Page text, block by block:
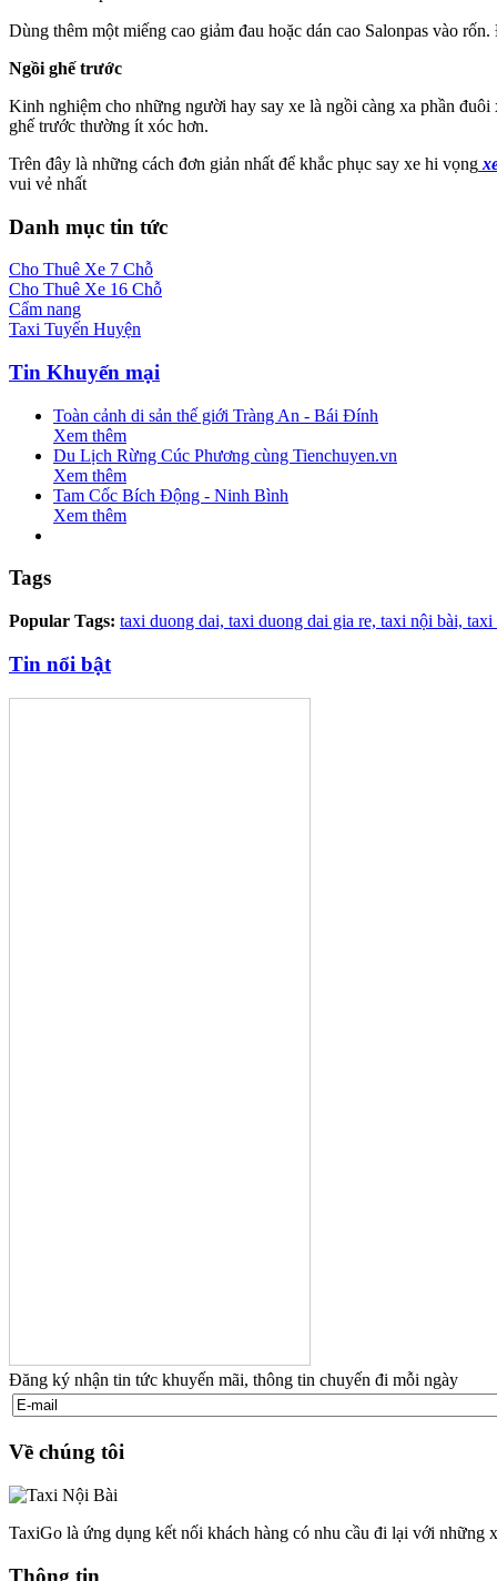
Dùng thêm một miếng cao giảm đau hoặc dán cao Salonpas vào
Ngồi ghế trước
Kinh nghiệm cho những người hay say xe là ngồi càng xa phần
ghế trước thường ít xóc hơn.
Trên đây là những cách đơn giản nhất để khắc phục say xe hi vọng
vui vẻ nhất
Danh mục tin tức
Cho Thuê Xe 7 Chỗ
Cho Thuê Xe 16 Chỗ
Cẩm nang
Taxi Tuyến Huyện
Tin Khuyến mại
Toàn cảnh di sản thế giới Tràng An - Bái Đính
Xem thêm
Du Lịch Rừng Cúc Phương cùng Tienchuyen.vn
Xem thêm
Tam Cốc Bích Động - Ninh Bình
Xem thêm
Tags
Popular Tags: taxi duong dai, taxi duong dai gia re, taxi nội bài, taxi
Tin nổi bật
Đăng ký nhận tin tức khuyến mãi, thông tin chuyến đi mỗi ngày
Về chúng tôi
TaxiGo là ứng dụng kết nối khách hàng có nhu cầu đi lại với những
Thông tin